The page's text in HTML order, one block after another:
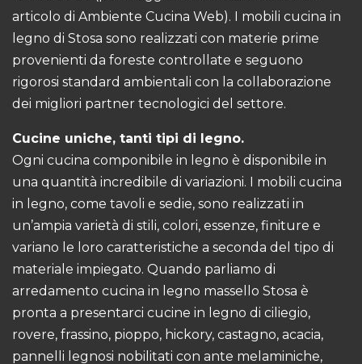
articolo di Ambiente Cucina Web). I mobili cucina in
legno di Stosa sono realizzati con materie prime
provenienti da foreste controllate e seguono
rigorosi standard ambientali con la collaborazione
dei migliori partner tecnologici del settore.
Cucine uniche, tanti tipi di legno.
Ogni cucina componibile in legno è disponibile in
una quantità incredibile di variazioni. I mobili cucina
in legno, come tavoli e sedie, sono realizzati in
un’ampia varietà di stili, colori, essenze, finiture e
variano le loro caratteristiche a seconda del tipo di
materiale impiegato. Quando parliamo di
arredamento cucina in legno massello Stosa è
pronta a presentarci cucine in legno di ciliegio,
rovere, frassino, pioppo, hickory, castagno, acacia,
pannelli legnosi nobilitati con ante melaminiche,